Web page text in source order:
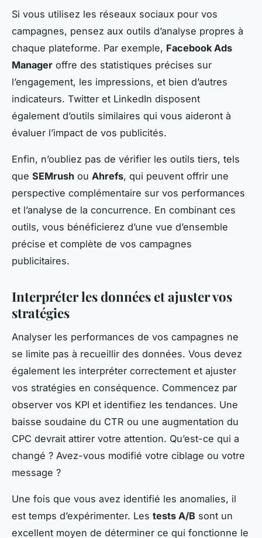
Si vous utilisez les réseaux sociaux pour vos
campagnes, pensez aux outils d’analyse propres à
chaque plateforme. Par exemple, Facebook Ads
Manager offre des statistiques précises sur
l’engagement, les impressions, et bien d’autres
indicateurs. Twitter et LinkedIn disposent
également d’outils similaires qui vous aideront à
évaluer l’impact de vos publicités.
Enfin, n’oubliez pas de vérifier les outils tiers, tels
que SEMrush ou Ahrefs, qui peuvent offrir une
perspective complémentaire sur vos performances
et l’analyse de la concurrence. En combinant ces
outils, vous bénéficierez d’une vue d’ensemble
précise et complète de vos campagnes
publicitaires.
Interpréter les données et ajuster vos
stratégies
Analyser les performances de vos campagnes ne
se limite pas à recueillir des données. Vous devez
également les interpréter correctement et ajuster
vos stratégies en conséquence. Commencez par
observer vos KPI et identifiez les tendances. Une
baisse soudaine du CTR ou une augmentation du
CPC devrait attirer votre attention. Qu’est-ce qui a
changé ? Avez-vous modifié votre ciblage ou votre
message ?
Une fois que vous avez identifié les anomalies, il
est temps d’expérimenter. Les tests A/B sont un
excellent moyen de déterminer ce qui fonctionne le